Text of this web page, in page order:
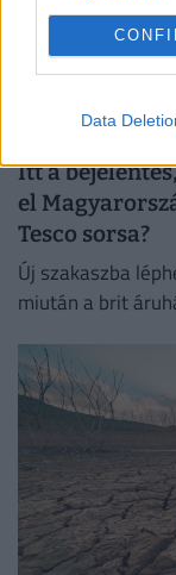
Data
Itt a
el
Tesco sorsa?
Új szakaszba
miután a brit